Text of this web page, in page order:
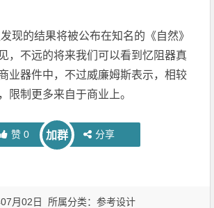
现的结果将被公布在知名的《自然》
，不远的将来我们可以看到忆阻器真
业器件中，不过威廉姆斯表示，相较
限制更多来自于商业上。
赞 0 加群 分享
月02日 所属分类：参考设计